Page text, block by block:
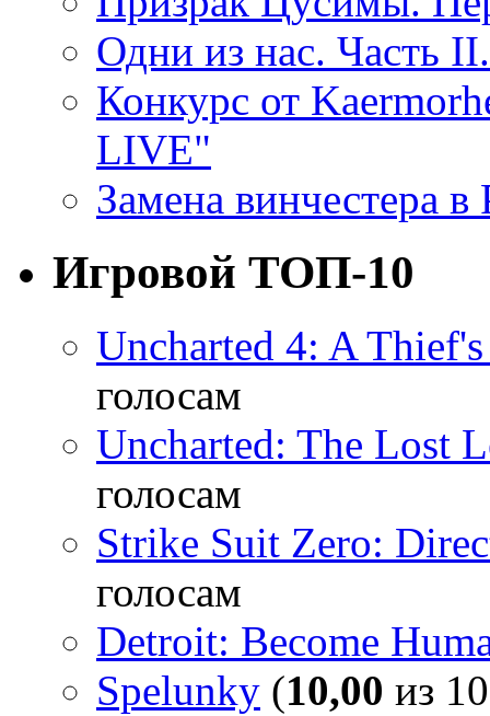
Одни из нас. Часть
Конкурс от
LIVE"
Замена винчестера
Игровой ТОП-10
Uncharted 4: A
голосам
Uncharted: The Lost
голосам
Strike Suit Zero:
голосам
Detroit: Become
Spelunky (10,00 из